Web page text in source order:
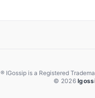
® IGossip is a Registered
© 2026